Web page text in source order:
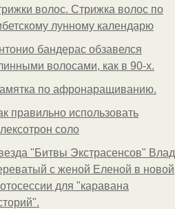
волос. Стрижка волос по
лунному календарю
бандерас обзавелся
волосами, как в 90-х.
по афронаращиванию.
правильно использовать
соло
"Битвы Экстрасенсов" Влад
с женой Еленой в новой
для "каравана